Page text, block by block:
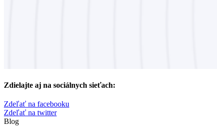
Zdielajte aj na sociálnych sieťach:
Zdeľať na facebooku
Zdeľať na twitter
Blog